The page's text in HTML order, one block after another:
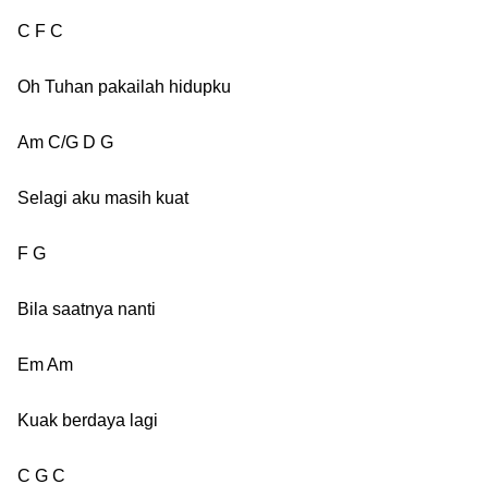
C F C
Oh Tuhan pakailah hidupku
Am C/G D G
Selagi aku masih kuat
F G
Bila saatnya nanti
Em Am
Kuak berdaya lagi
C G C